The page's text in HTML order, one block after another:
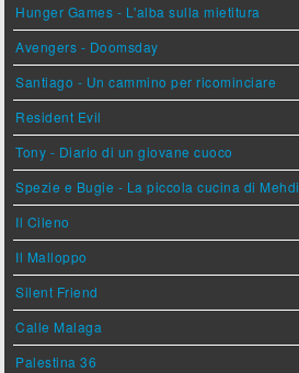
Hunger Games - L'alba sulla mietitura
Avengers - Doomsday
Santiago - Un cammino per ricominciare
Resident Evil
Tony - Diario di un giovane cuoco
Spezie e Bugie - La piccola cucina di Mehdi
Il Cileno
Il Malloppo
Silent Friend
Calle Malaga
Palestina 36